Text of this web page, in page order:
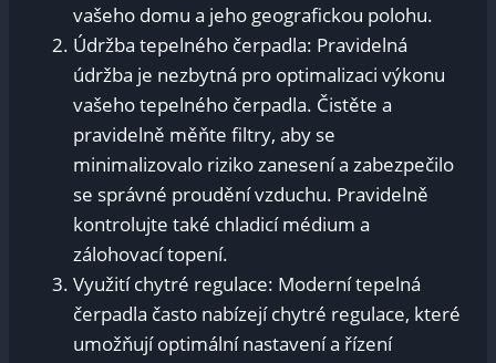
vašeho domu a jeho geografickou polohu.
Údržba tepelného čerpadla: Pravidelná
údržba je nezbytná pro optimalizaci výkonu
vašeho tepelného čerpadla. Čistěte a
pravidelně měňte filtry, aby se
minimalizovalo riziko zanesení a zabezpečilo
se správné proudění vzduchu. Pravidelně
kontrolujte také chladicí médium a
zálohovací topení.
Využití chytré regulace: Moderní tepelná
čerpadla často nabízejí chytré regulace, které
umožňují optimální nastavení a řízení